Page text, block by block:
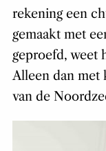
rekening een
gemaakt met
geproefd, weet
Alleen dan met
van de